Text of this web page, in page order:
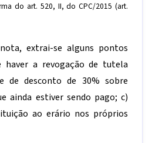
do art. 520, II, do CPC/2015 (art.
extrai-se alguns pontos
haver a revogação de tutela
de desconto de 30% sobre
ainda estiver sendo pago; c)
ao erário nos próprios